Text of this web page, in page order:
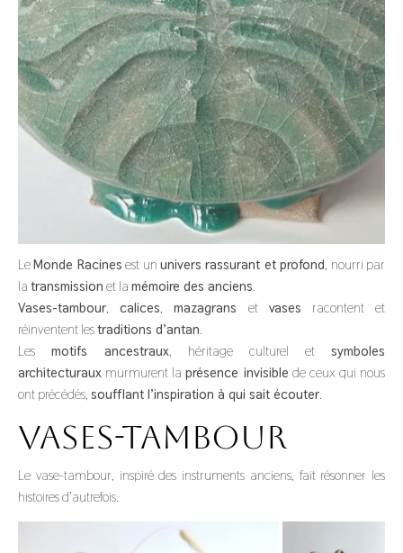
LeMonde Racines est ununivers rassurant et profond , nourri par
la transmission et la mémoire des anciens
Vases-tambour ,calices ,mazagrans et vases racontent et
réinventent lestraditions d’antan
Les motifs ancestraux , héritage culturel et symboles
architecturaux murmurent laprésence invisible de ceux qui nous
ont précédés, soufflant l’inspiration à qui sait écouter
Vases-tambour
Le vase-tambour, inspiré des instruments anciens, fait résonner les
histoires d’autrefois.